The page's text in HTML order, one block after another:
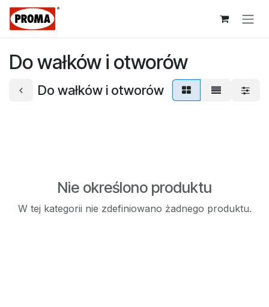
Przejdź do zawartości
Do wałków i otworów
Do wałków i otworów
Nie określono produktu
W tej kategorii nie zdefiniowano żadnego produktu.